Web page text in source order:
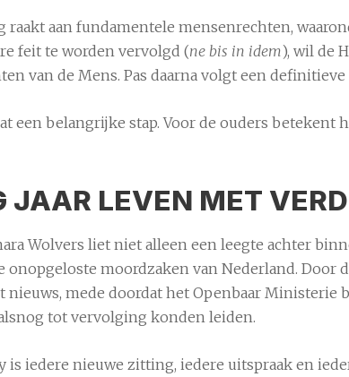
raakt aan fundamentele mensenrechten,
feit te worden vervolgd (ne bis in idem), wil de
van de Mens. Pas daarna volgt een
een belangrijke stap. Voor de ouders betekent
JAAR LEVEN MET
Wolvers liet niet alleen een leegte achter
onopgeloste moordzaken van Nederland. Door
nieuws, mede doordat het Openbaar Ministerie
tot vervolging konden leiden.
is iedere nieuwe zitting, iedere uitspraak en